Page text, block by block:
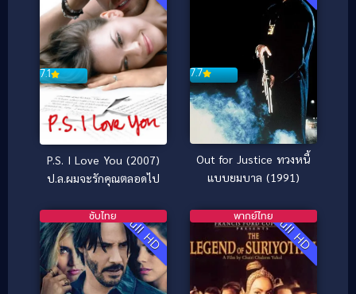
7.1
P.S. I Love You (2007)
ป.ล.ผมจะรักคุณตลอดไป
7.7
Out for Justice ทวงหนี้
แบบยมบาล (1991)
Full HD
ซับไทย Full HD
พากย์ไทย